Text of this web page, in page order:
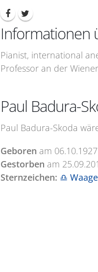
Informationen
Pianist, international
Professor an der
Paul Badura-
Paul Badura-Skoda
Geboren am 06.10.1927
Gestorben am
Sternzeichen: ♎ Waage